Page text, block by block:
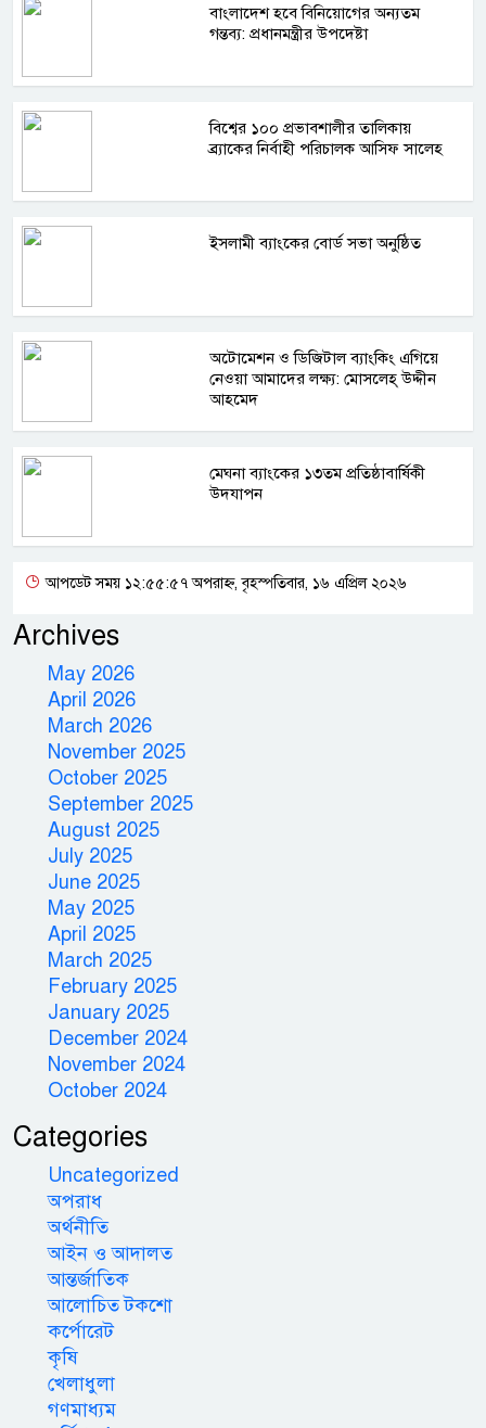
বাংলাদেশ হবে বিনিয়োগের অন্যতম
গন্তব্য: প্রধানমন্ত্রীর উপদেষ্টা
বিশ্বের ১০০ প্রভাবশালীর তালিকায়
ব্র্যাকের নির্বাহী পরিচালক আসিফ সালেহ
ইসলামী ব্যাংকের বোর্ড সভা অনুষ্ঠিত
অটোমেশন ও ডিজিটাল ব্যাংকিং এগিয়ে
নেওয়া আমাদের লক্ষ্য: মোসলেহ্‌ উদ্দীন
আহমেদ
মেঘনা ব্যাংকের ১৩তম প্রতিষ্ঠাবার্ষিকী
উদযাপন
আপডেট সময় ১২:৫৫:৫৭ অপরাহ্ন, বৃহস্পতিবার, ১৬ এপ্রিল ২০২৬
Archives
May 2026
April 2026
March 2026
November 2025
October 2025
September 2025
August 2025
July 2025
June 2025
May 2025
April 2025
March 2025
February 2025
January 2025
December 2024
November 2024
October 2024
Categories
Uncategorized
অপরাধ
অর্থনীতি
আইন ও আদালত
আন্তর্জাতিক
আলোচিত টকশো
কর্পোরেট
কৃষি
খেলাধুলা
গণমাধ্যম